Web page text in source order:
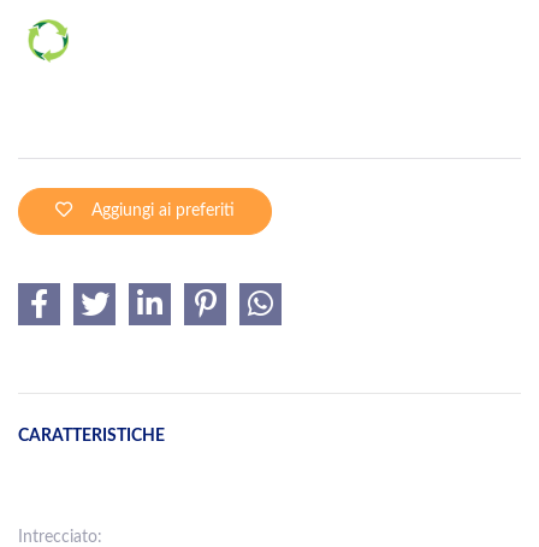
Aggiungi ai preferiti
CARATTERISTICHE
Intrecciato: